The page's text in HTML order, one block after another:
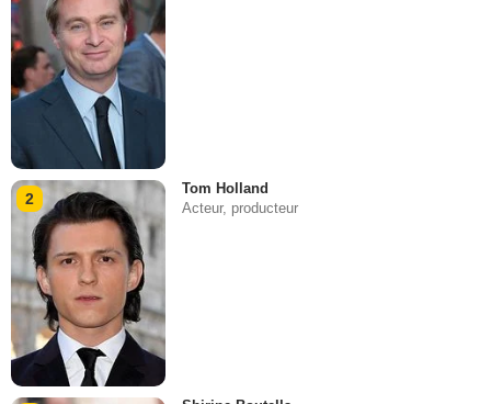
2
Tom Holland
Acteur, producteur